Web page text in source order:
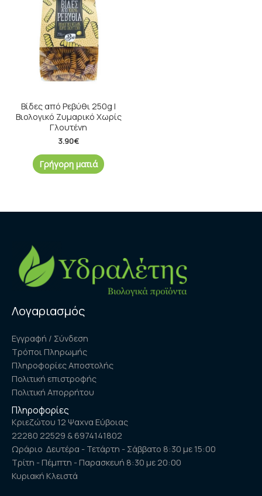
Βίδες από Ρεβύθι 250g |
Βιολογικό Ζυμαρικό Χωρίς
Γλουτένη
3.90€
Γρήγορη ματιά
Λογαριασμός
Εγγραφή / Σύνδεση
Τρόποι Πληρωμής
Πληροφορίες Αποστολής
Πολιτική επιστροφής
Πολιτική Απορρήτου
Πληροφορίες
Κριεζώτου 12 Ψαχνα Εύβοιας
22280 22529 & 6974141802
Ωράριο Δευτέρα - Τετάρτη - Σάββατο 8:30 με 15:00
Τρίτη - Πέμπτη - Παρασκευή 8:30 με 20:00
Κυριακή Κλειστά